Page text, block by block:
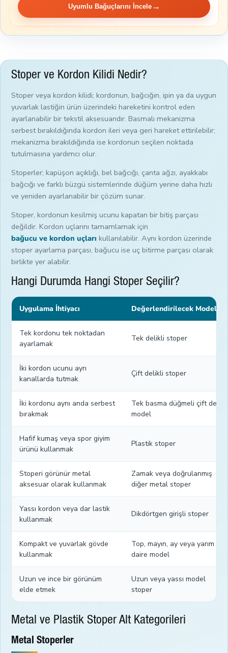
Uyumlu Bağuçlarını İncele→
Stoper ve Kordon Kilidi Nedir?
Stoper veya kordon kilidi; kordonun, bağcığın, ipin ya da uygun
yuvarlak lastiğin ürün üzerindeki hareketini kontrol eden
ayarlanabilir bir tekstil aksesuarıdır. Basmalı mekanizma
serbest bırakıldığında kordon ileri veya geri hareket ettirilebilir;
mekanizma bırakıldığında ise kordonun seçilen noktada
tutulmasına yardımcı olur.
Stoperler; kapüşon açıklığı, bel bağcığı, çanta ağzı, ayakkabı
bağcığı ve farklı büzgü sistemlerinde düğüm yerine daha hızlı
ve yeniden ayarlanabilir bir çözüm sunar.
Stoper, kordonun kesilmiş ucunu kapatan bir bitiş parçası
değildir. Kordon uçlarını tamamlamak için
bağucu ve kordon uçları kullanılabilir. Aynı kordon üzerinde
stoper ayarlama parçası, bağucu ise uç bitirme parçası olarak
birlikte yer alabilir.
Hangi Durumda Hangi Stoper Seçilir?
Uygulama İhtiyacı Değerlendirilecek Model
Tek kordonu tek noktadan
ayarlamak
Tek delikli stoper
İki kordon ucunu ayrı
kanallarda tutmak
Çift delikli stoper
İki kordonu aynı anda serbest
bırakmak
Tek basma düğmeli çift delikli
model
Hafif kumaş veya spor giyim
ürünü kullanmak
Plastik stoper
Stoperi görünür metal
aksesuar olarak kullanmak
Zamak veya doğrulanmış
diğer metal stoper
Yassı kordon veya dar lastik
kullanmak
Dikdörtgen girişli stoper
Kompakt ve yuvarlak gövde
kullanmak
Top, mayın, ay veya yarım
daire model
Uzun ve ince bir görünüm
elde etmek
Uzun veya yassı model
stoper
Metal ve Plastik Stoper Alt Kategorileri
Metal Stoperler